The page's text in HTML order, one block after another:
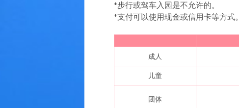
*步行或驾车入园是不允许的。
*支付可以使用现金或信用卡等方式。
成人
儿童
团体